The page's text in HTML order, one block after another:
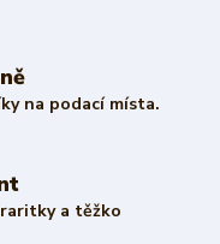
na podací místa.
a těžko